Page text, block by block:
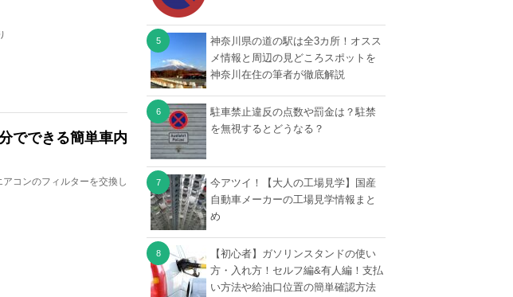
でできる簡単車内
コンのフィルターを交換し
神奈川県の道の駅は全3カ所！オスス
メ情報と周辺の見どころスポットを
神奈川在住の筆者が徹底解説
駐車禁止違反の点数や罰金は？駐禁
を無視するとどうなる？
今アツイ！【大人の工場見学】国産
自動車メーカーの工場見学情報まと
め
【初心者】ガソリンスタンドの使い
方・入れ方！セルフ編&有人編！支払
い方法や給油口位置の簡単確認方法